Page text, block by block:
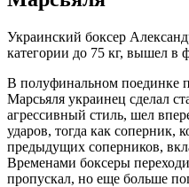
Украинский боксер
категории до 75 кг, вышел
В полуфинальном поединке
Марсьяля украинец сделал
агрессивный стиль, шел
ударов, тогда как соперник,
предыдущих соперников,
Временами боксеры
пропускал, но еще больше